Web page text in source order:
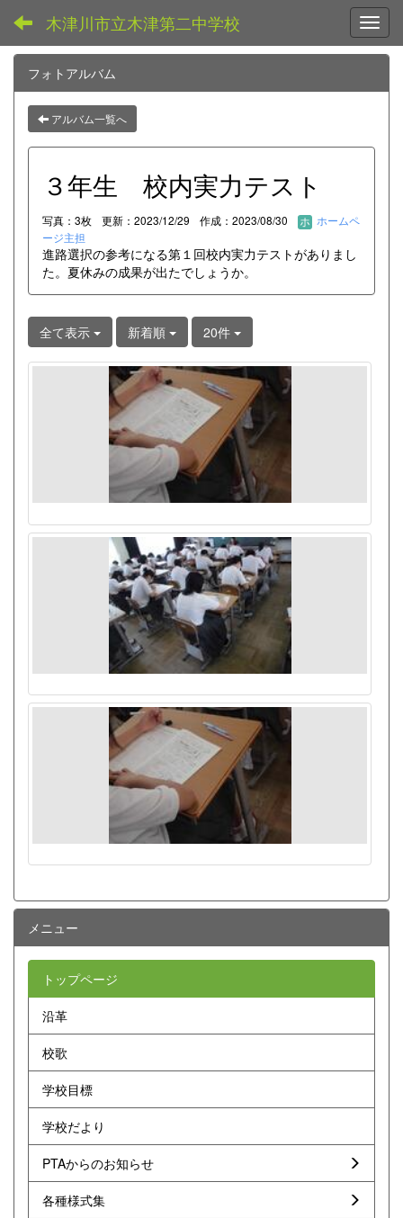
木津川市立木津第二中学校
フォトアルバム
アルバム一覧へ
３年生 校内実力テスト
写真：3枚 更新：2023/12/29 作成：2023/08/30
ホームペ
ージ主担
進路選択の参考になる第１回校内実力テストがありまし
た。夏休みの成果が出たでしょうか。
全て表示 新着順 20件
メニュー
トップページ
沿革
校歌
学校目標
学校だより
PTAからのお知らせ
各種様式集